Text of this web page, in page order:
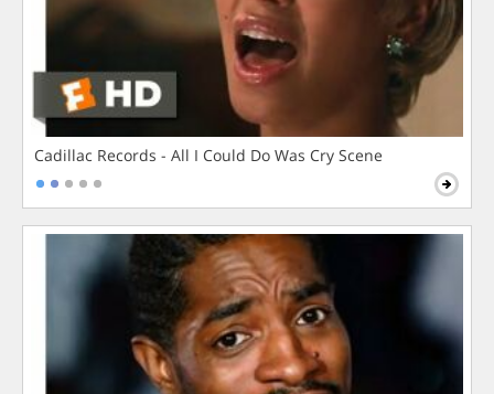
Cadillac Records - All I Could Do Was Cry Scene